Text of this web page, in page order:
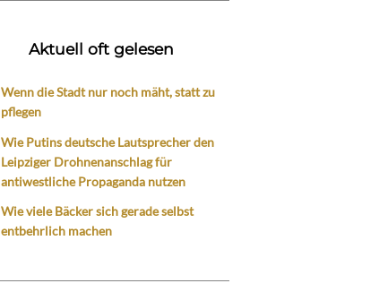
Aktuell oft gelesen
Wenn die Stadt nur noch mäht, statt zu
pflegen
Wie Putins deutsche Lautsprecher den
Leipziger Drohnenanschlag für
antiwestliche Propaganda nutzen
Wie viele Bäcker sich gerade selbst
entbehrlich machen